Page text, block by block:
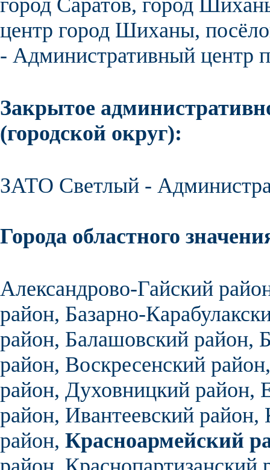
центр город Шиханы,
- Административный центр
Закрытое
(городской округ):
ЗАТО Светлый -
Города областного
Александрово-Гайский
район, Базарно-
район, Балашовский район,
район, Воскресенский
район, Духовницкий район,
район, Ивантеевский район,
район, Красноармейский